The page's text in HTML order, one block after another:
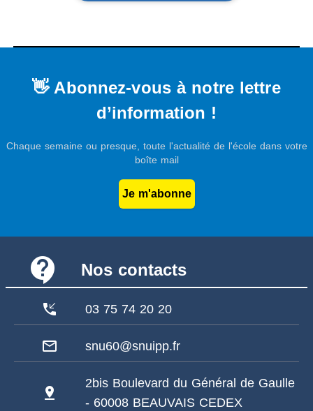
👋 Abonnez-vous à notre lettre
d’information !
Chaque semaine ou presque, toute l'actualité de l'école dans votre
boîte mail
Je m'abonne
contact_support Nos contacts
phone_callback 03 75 74 20 20
mail_outline snu60@snuipp.fr
pin_drop
2bis Boulevard du Général de Gaulle
- 60008 BEAUVAIS CEDEX